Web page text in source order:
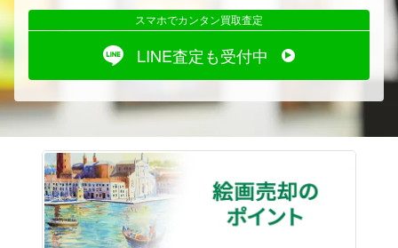
スマホでカンタン買取査定
LINE査定も受付中